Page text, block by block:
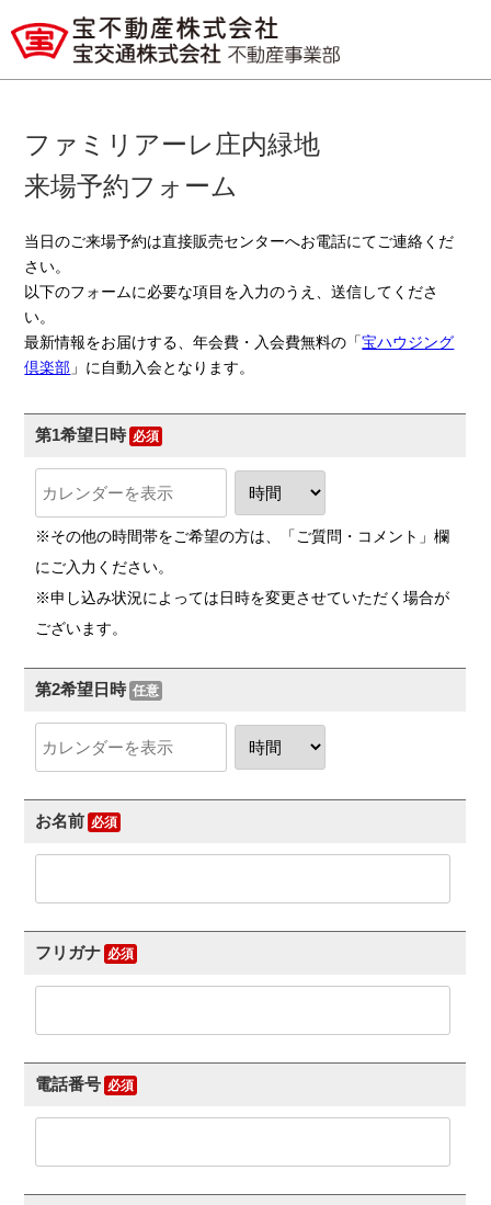
ファミリアーレ庄内緑地
来場予約フォーム
当日のご来場予約は直接販売センターへお電話にてご連絡くだ
さい。
以下のフォームに必要な項目を入力のうえ、送信してくださ
い。
最新情報をお届けする、年会費・入会費無料の「宝ハウジング
倶楽部 」に自動入会となります。
第1希望日時
※その他の時間帯をご希望の方は、「ご質問・コメント」欄
にご入力ください。
※申し込み状況によっては日時を変更させていただく場合が
ございます。
第2希望日時
お名前
フリガナ
電話番号